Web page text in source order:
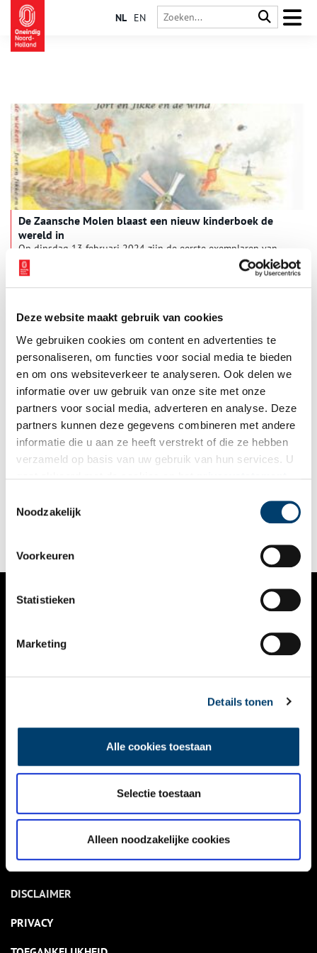
Deze website maakt gebruik van cookies
We gebruiken cookies om content en advertenties te
personaliseren, om functies voor social media te bieden
en om ons websiteverkeer te analyseren. Ook delen we
informatie over uw gebruik van onze site met onze
partners voor social media, adverteren en analyse. Deze
partners kunnen deze gegevens combineren met andere
informatie die u aan ze heeft verstrekt of die ze hebben
verzameld op basis van uw gebruik van hun services. U
Noodzakelijk
Voorkeuren
Statistieken
Marketing
Details tonen
Alle cookies toestaan
Selectie toestaan
Alleen noodzakelijke cookies
NL EN
De Zaansche Molen blaast een nieuw kinderboek de
wereld in
Op dinsdag 13 februari 2024 zijn de eerste exemplaren van
het kinderboek “Wind in de Wieken, Jort en Jikke en de Wind”
officieel overhandigd aan de makers van het boek. Dit
bijzondere moment vond plaats te midden van het creatieve
illustrator Gerro Riepema, vormgeefster Trudy Boom-
Reuvekamp en Resi Veenman-Pranger, die de begeleiding en
eindredactie voor haar rekening nam.
Paddenstoelen en besjes waren ooit ‘sluipmoordenaars’
Het is volop herfst en de gekleurde bladeren en parmantige
paddenstoelen trekken tijdens elke boswandeling weer de
laten staan. Maar verder valt er elke herfst weer een hoop
genieten, zo wist men ook vroeger al.
NIEUWS
KALENDER
ACTIVITEITEN
NIEUWSBRIEF
DISCLAIMER
PRIVACY